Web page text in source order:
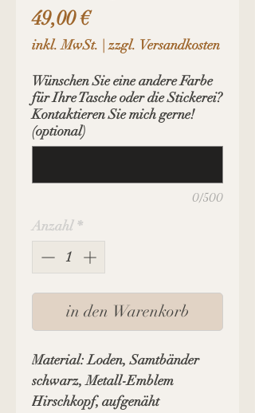
49,00 €Preis
inkl. MwSt. |zzgl. Versandkosten
Wünschen Sie eine andere Farbe
für Ihre Tasche oder die Stickerei?
Kontaktieren Sie mich gerne!
(optional)
0/500
Anzahl *
in den Warenkorb
Material: Loden, Samtbänder
schwarz, Metall-Emblem
Hirschkopf, aufgenäht